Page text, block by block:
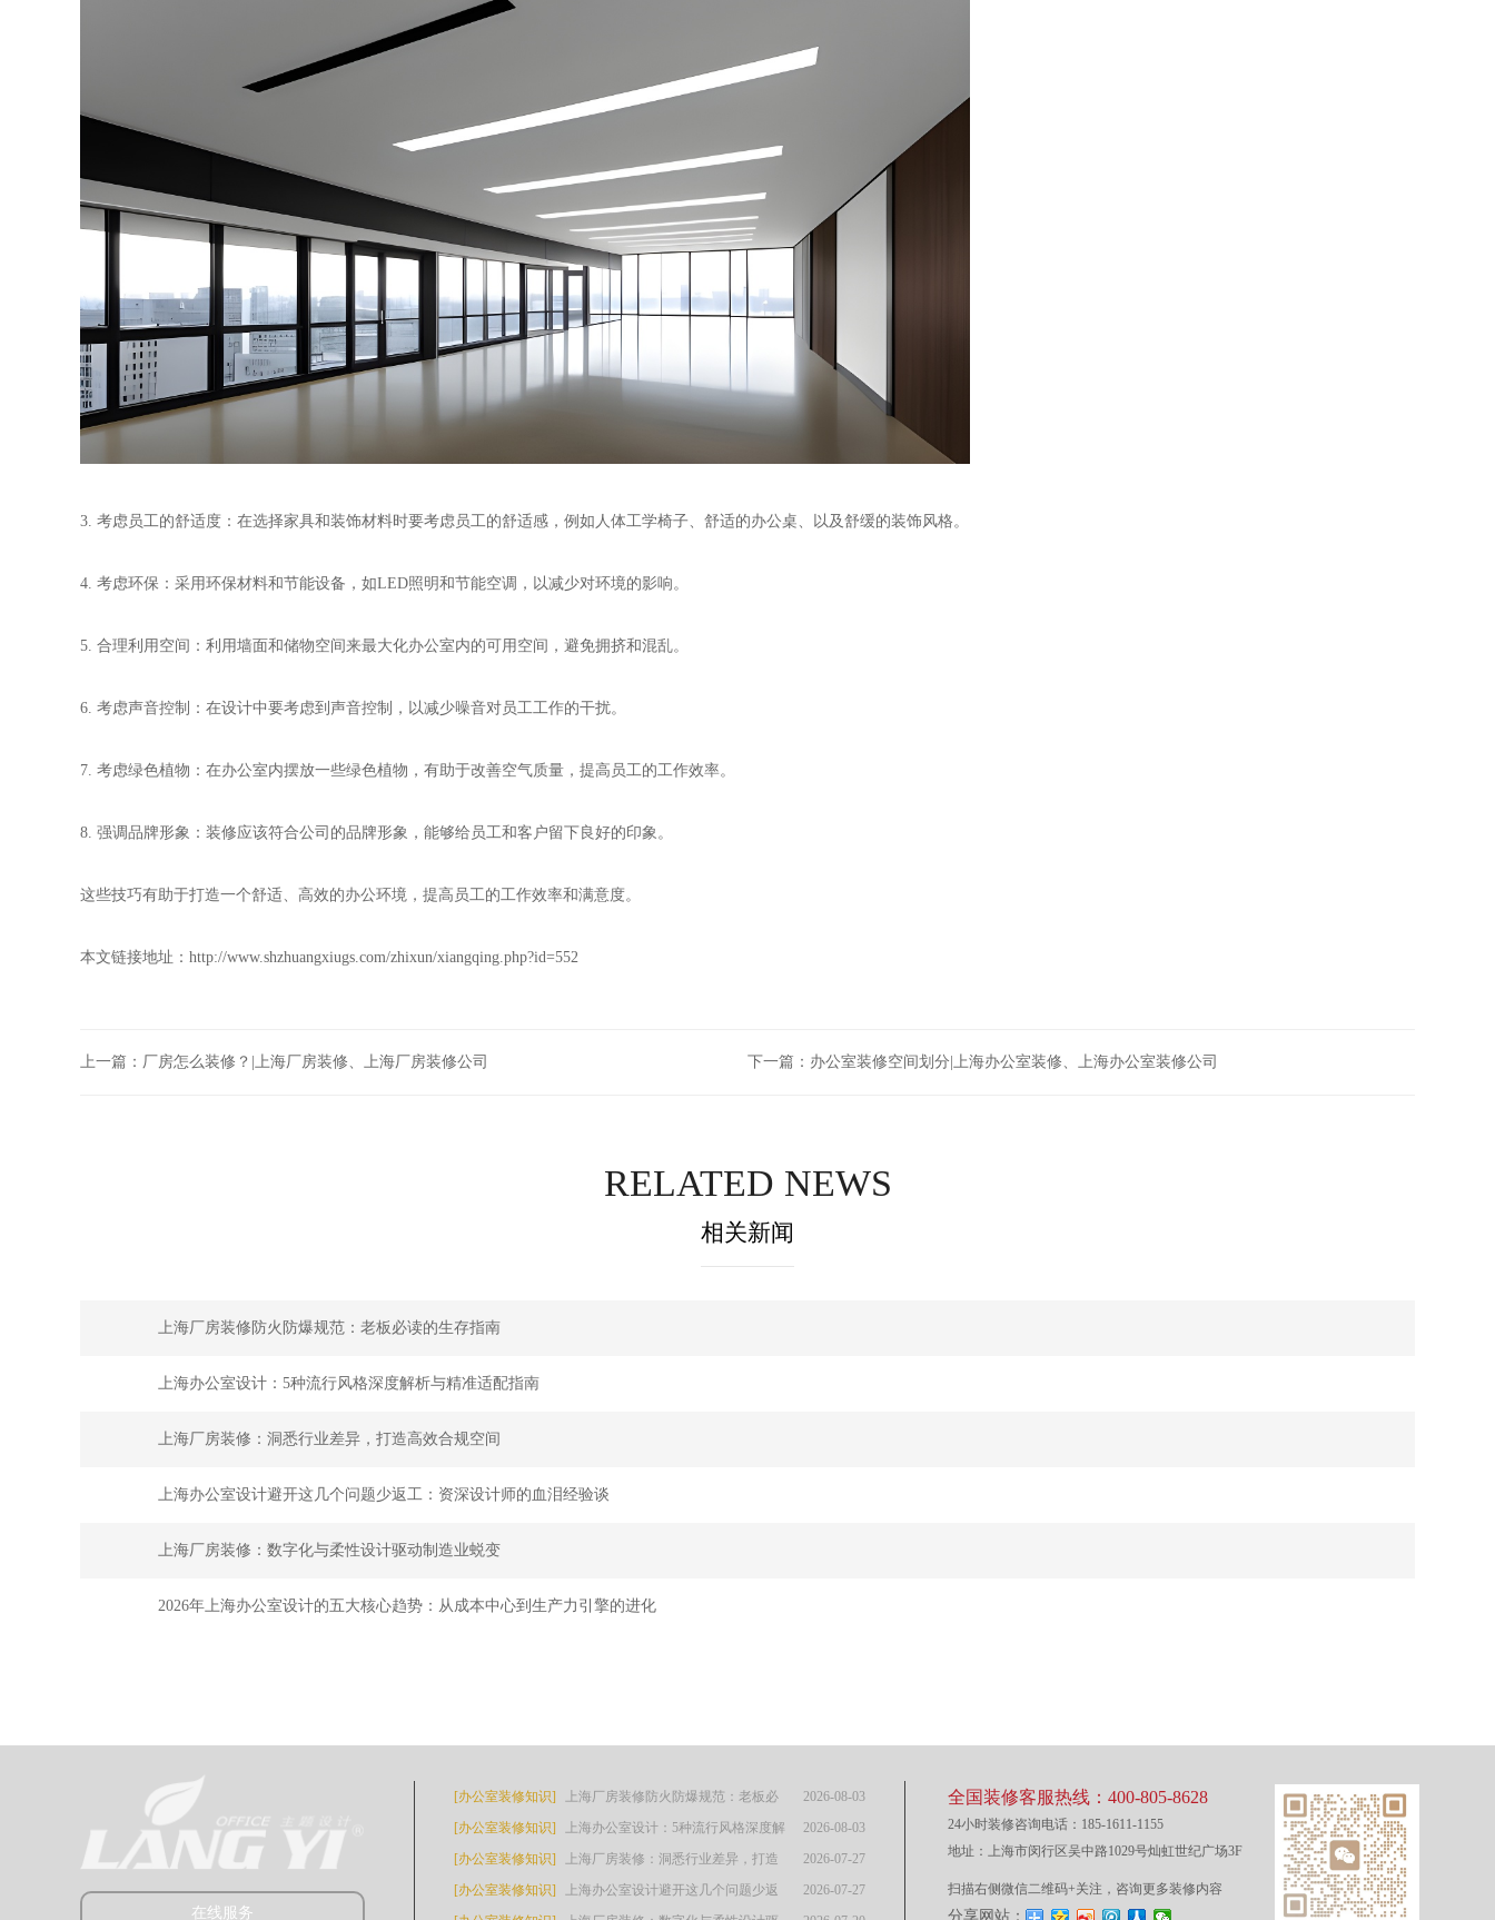
3. 考虑员工的舒适度：在选择家具和装饰材料时要考虑员工的舒适感，例如人体工学椅子、舒适的办公桌、以及舒缓的装饰风格。
4. 考虑环保：采用环保材料和节能设备，如LED照明和节能空调，以减少对环境的影响。
5. 合理利用空间：利用墙面和储物空间来最大化办公室内的可用空间，避免拥挤和混乱。
6. 考虑声音控制：在设计中要考虑到声音控制，以减少噪音对员工工作的干扰。
7. 考虑绿色植物：在办公室内摆放一些绿色植物，有助于改善空气质量，提高员工的工作效率。
8. 强调品牌形象：装修应该符合公司的品牌形象，能够给员工和客户留下良好的印象。
这些技巧有助于打造一个舒适、高效的办公环境，提高员工的工作效率和满意度。
本文链接地址： http://www.shzhuangxiugs.com/zhixun/xiangqing.php?id=552
上一篇： 厂房怎么装修？|上海厂房装修、上海厂房装修公司 下一篇： 办公室装修空间划分|上海办公室装修、上海办公室装修公司
RELATED NEWS
相关新闻
上海厂房装修防火防爆规范：老板必读的生存指南
上海办公室设计：5种流行风格深度解析与精准适配指南
上海厂房装修：洞悉行业差异，打造高效合规空间
上海办公室设计避开这几个问题少返工：资深设计师的血泪经验谈
上海厂房装修：数字化与柔性设计驱动制造业蜕变
2026年上海办公室设计的五大核心趋势：从成本中心到生产力引擎的进化
在线服务
[办公室装修知识]
上海厂房装修防火防爆规范：老板必
读的生存指南
2026-08-03
[办公室装修知识]
上海办公室设计：5种流行风格深度解
析与精准适配指南
2026-08-03
[办公室装修知识]
上海厂房装修：洞悉行业差异，打造
高效合规空间
2026-07-27
[办公室装修知识]
上海办公室设计避开这几个问题少返
2026-07-27
全国装修客服热线：400-805-8628
24小时装修咨询电话：185-1611-1155
地址：上海市闵行区吴中路1029号灿虹世纪广场3F
扫描右侧微信二维码+关注，咨询更多装修内容
分享网站：